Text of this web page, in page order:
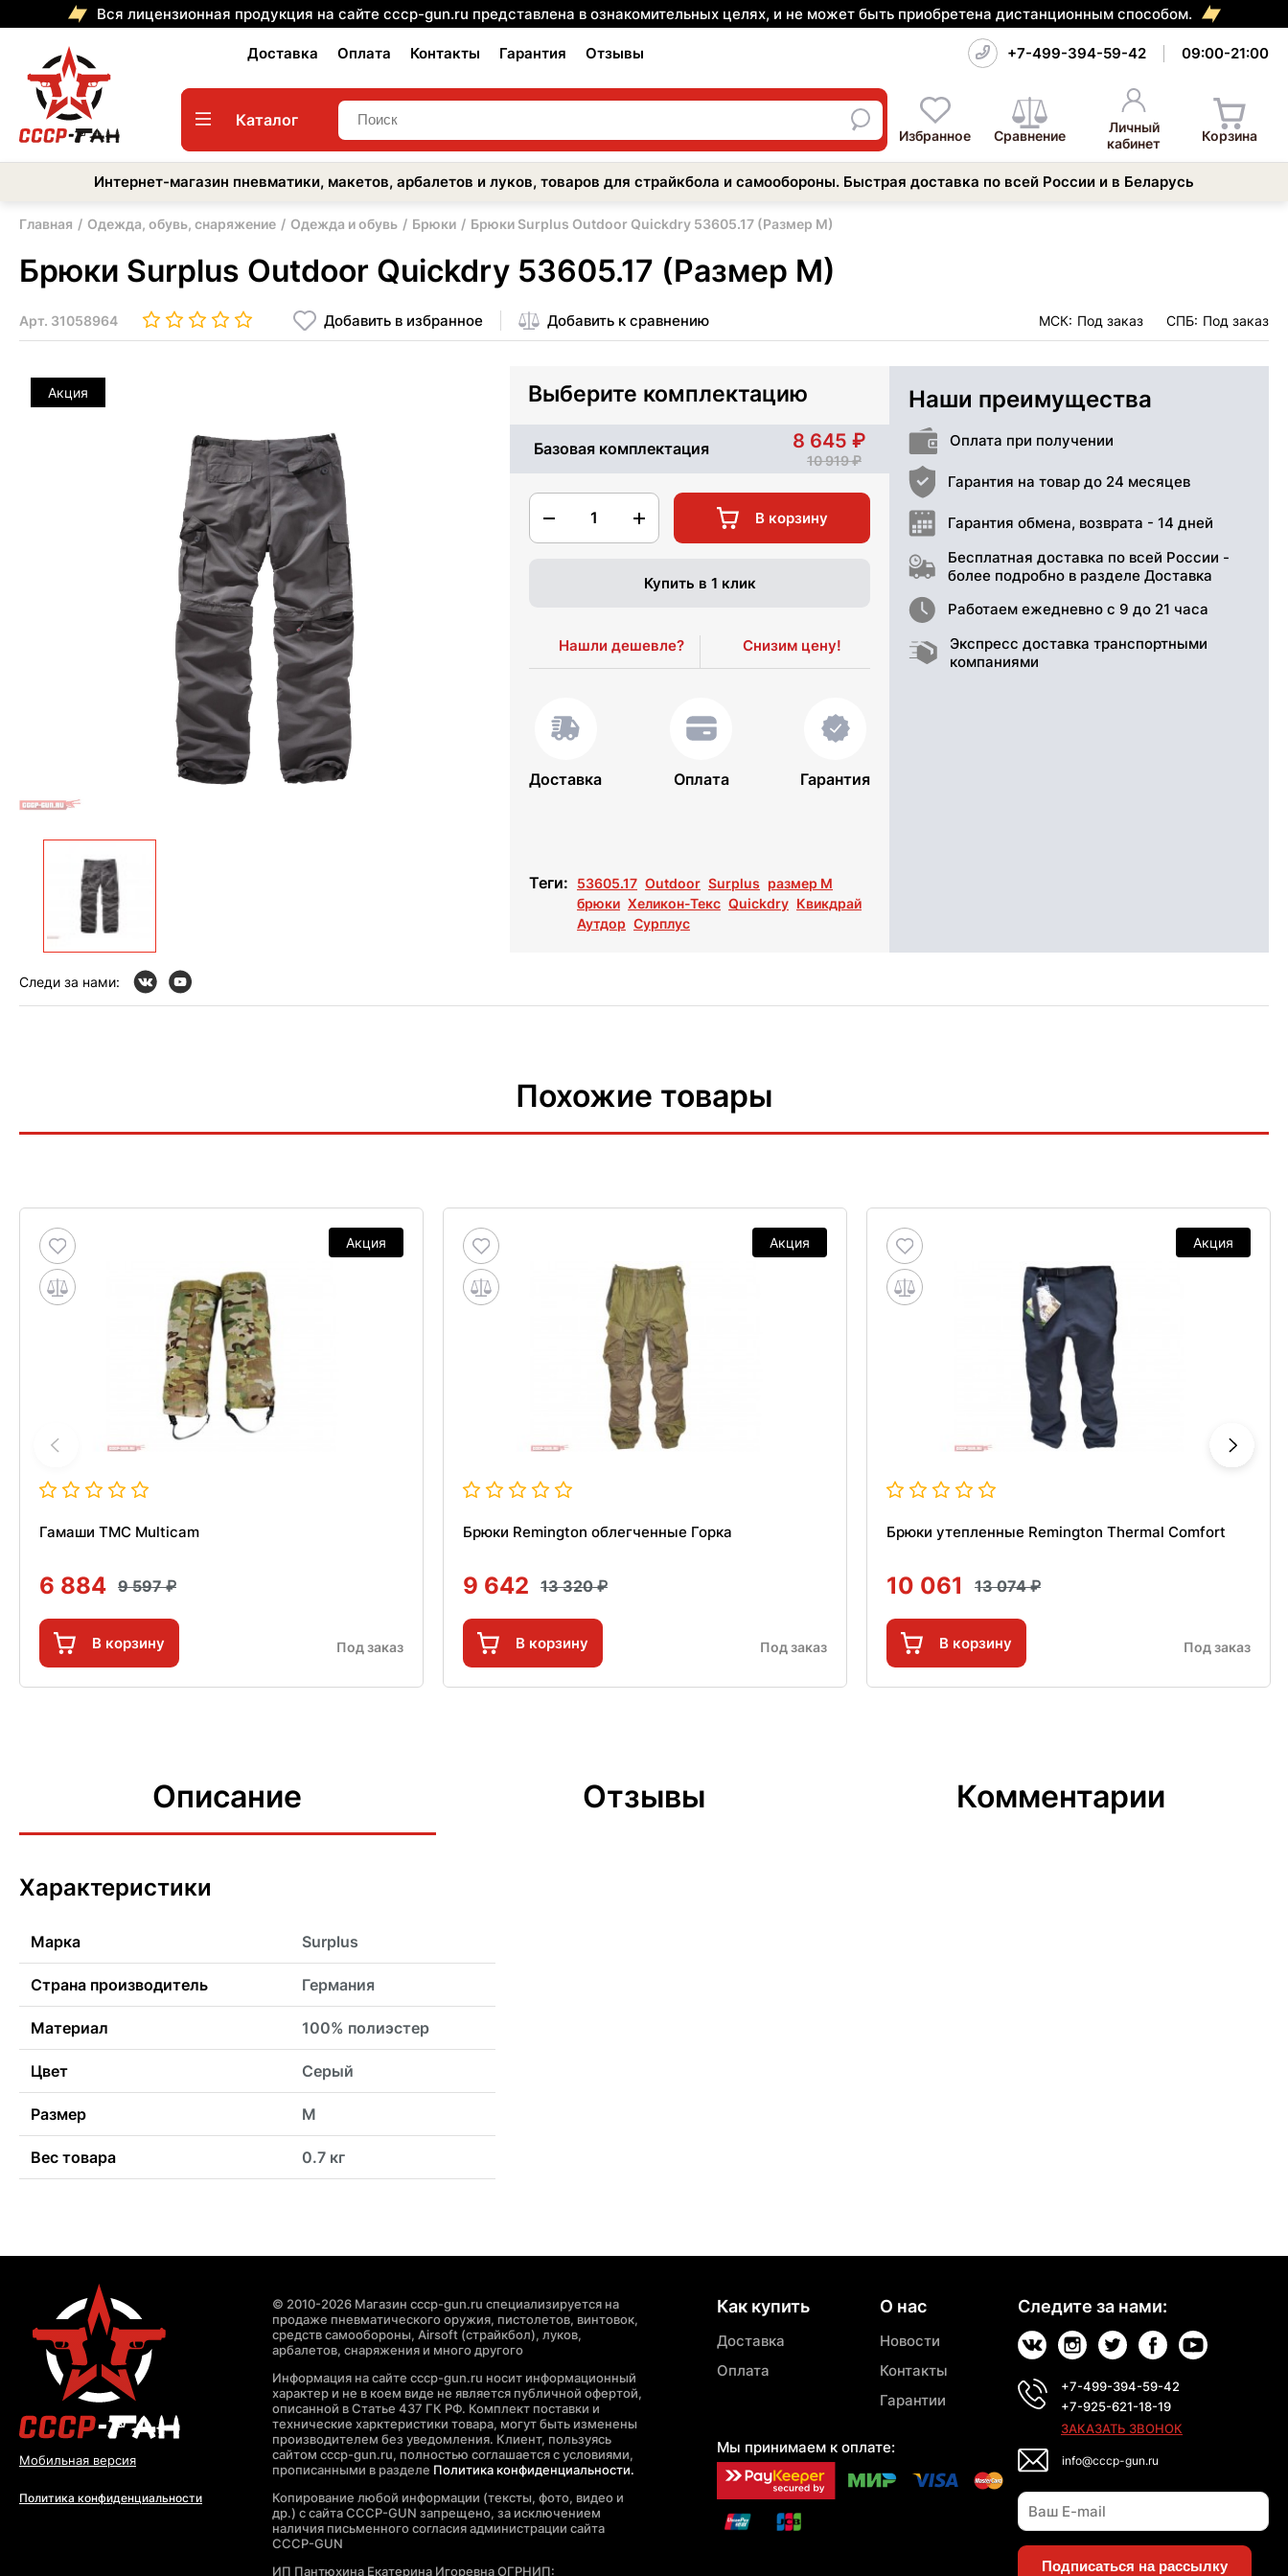
Вся лицензионная продукция на сайте cccp-gun.ru представлена в ознакомительных целях, и не может быть приобретена дистанционным способом.
Доставка Оплата Контакты Гарантия Отзывы +7-499-394-59-42 09:00-21:00
Каталог
Избранное Сравнение
Личный
кабинет
Корзина
Интернет-магазин пневматики, макетов, арбалетов и луков, товаров для страйкбола и самообороны. Быстрая доставка по всей России и в Беларусь
Главная Одежда, обувь, снаряжение Одежда и обувь Брюки Брюки Surplus Outdoor Quickdry 53605.17 (Размер M)
Брюки Surplus Outdoor Quickdry 53605.17 (Размер M)
Арт. 31058964 Добавить в избранное Добавить к сравнению МСК: Под заказ СПБ: Под заказ
Акция Выберите комплектацию
Базовая комплектация 8 645
10 919
1 В корзину
Купить в 1 клик
Нашли дешевле? Снизим цену!
Доставка Оплата Гарантия
Теги: 53605.17 Outdoor Surplus размер M
брюки Хеликон-Текс Quickdry Квикдрай
Аутдор Сурплус
Наши преимущества
Оплата при получении
Гарантия на товар до 24 месяцев
Гарантия обмена, возврата - 14 дней
Бесплатная доставка по всей России -
более подробно в разделе Доставка
Работаем ежедневно с 9 до 21 часа
Экспресс доставка транспортными
компаниями
Следи за нами:
Похожие товары
Акция
Гамаши TMC Multicam
6 884 9 597
В корзину Под заказ
Акция
Брюки Remington облегченные Горка
9 642 13 320
В корзину Под заказ
Акция
Брюки утепленные Remington Thermal Comfort
10 061 13 074
В корзину Под заказ
Описание Отзывы Комментарии
Характеристики
Марка Surplus
Страна производитель Германия
Материал 100% полиэстер
Цвет Серый
Размер M
Вес товара 0.7 кг
Мобильная версия
Политика конфиденциальности
© 2010-2026 Магазин cccp-gun.ru специализируется на
продаже пневматического оружия, пистолетов, винтовок,
средств самообороны, Airsoft (страйкбол), луков,
арбалетов, снаряжения и много другого
Информация на сайте cccp-gun.ru носит информационный
характер и не в коем виде не является публичной офертой,
описанной в Статье 437 ГК РФ. Комплект поставки и
технические харктеристики товара, могут быть изменены
производителем без уведомления. Клиент, пользуясь
сайтом cccp-gun.ru, полностью соглашается с условиями,
прописанными в разделе Политика конфиденциальности.
Копирование любой информации (тексты, фото, видео и
др.) с сайта CCCP-GUN запрещено, за исключением
наличия письменного согласия администрации сайта
CCCP-GUN
ИП Пантюхина Екатерина Игоревна ОГРНИП:
Как купить
Доставка
Оплата
Мы принимаем к оплате:
О нас
Новости
Контакты
Гарантии
Следите за нами:
+7-499-394-59-42
+7-925-621-18-19
ЗАКАЗАТЬ ЗВОНОК
info@cccp-gun.ru
Подписаться на рассылку